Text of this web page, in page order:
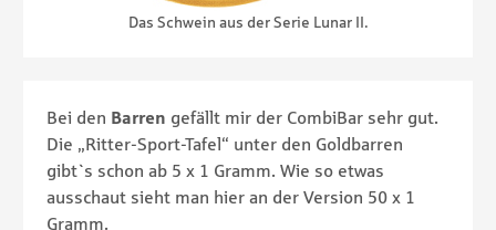
Das Schwein aus der Serie Lunar II.
Bei den Barren gefällt mir der CombiBar sehr gut.
Die „Ritter-Sport-Tafel“ unter den Goldbarren
gibt`s schon ab 5 x 1 Gramm. Wie so etwas
ausschaut sieht man hier an der Version 50 x 1
Gramm.